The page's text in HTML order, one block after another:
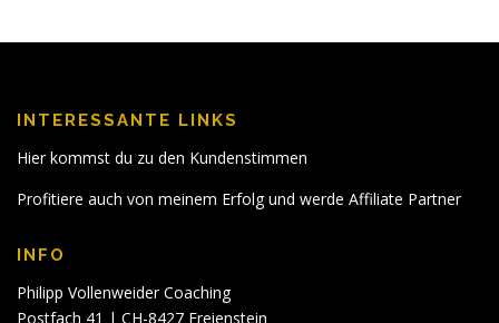
INTERESSANTE LINKS
Hier kommst du zu den Kundenstimmen
Profitiere auch von meinem Erfolg und werde Affiliate Partner
INFO
Philipp Vollenweider Coaching
Postfach 41 | CH-8427 Freienstein